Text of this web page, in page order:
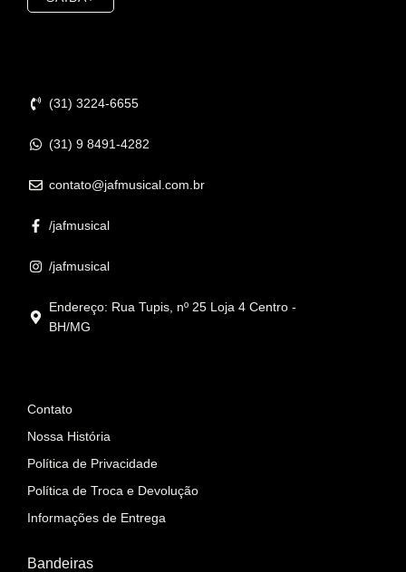
(31) 3224-6655
(31) 9 8491-4282
contato@jafmusical.com.br
/jafmusical
/jafmusical
Endereço: Rua Tupis, nº 25 Loja 4 Centro -
BH/MG
Contato
Nossa História
Política de Privacidade
Política de Troca e Devolução
Informações de Entrega
Bandeiras